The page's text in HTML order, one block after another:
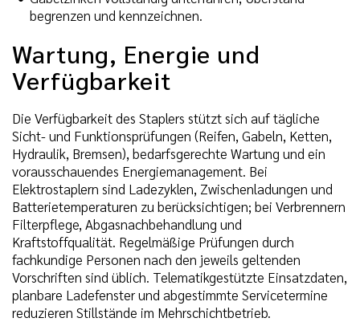
begrenzen und kennzeichnen.
Wartung, Energie und
Verfügbarkeit
Die Verfügbarkeit des Staplers stützt sich auf tägliche
Sicht- und Funktionsprüfungen (Reifen, Gabeln, Ketten,
Hydraulik, Bremsen), bedarfsgerechte Wartung und ein
vorausschauendes Energiemanagement. Bei
Elektrostaplern sind Ladezyklen, Zwischenladungen und
Batterietemperaturen zu berücksichtigen; bei Verbrennern
Filterpflege, Abgasnachbehandlung und
Kraftstoffqualität. Regelmäßige Prüfungen durch
fachkundige Personen nach den jeweils geltenden
Vorschriften sind üblich. Telematikgestützte Einsatzdaten,
planbare Ladefenster und abgestimmte Servicetermine
reduzieren Stillstände im Mehrschichtbetrieb.